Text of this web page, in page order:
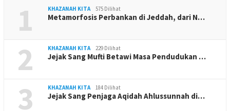
1 KHAZANAH KITA 575 Dilihat
Metamorfosis Perbankan di Jeddah, dari N…
2 KHAZANAH KITA 229 Dilihat
Jejak Sang Mufti Betawi Masa Pendudukan …
3 KHAZANAH KITA 184 Dilihat
Jejak Sang Penjaga Aqidah Ahlussunnah di…